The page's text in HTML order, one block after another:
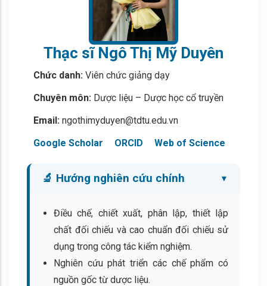
Thạc sĩ Ngô Thị Mỹ Duyên
Chức danh:Viên chức giảng dạy
Chuyên môn:Dược liệu – Dược học cổ truyền
Email:ngothimyduyen@tdtu.edu.vn
Google Scholar
ORCID Web of Science
🔬 Hướng nghiên cứu chính
Điều chế, chiết xuất, phân lập, thiết lập
chất đối chiếu và cao chuẩn đối chiếu sử
dụng trong công tác kiểm nghiệm.
Nghiên cứu phát triển các chế phẩm có
nguồn gốc từ dược liệu.